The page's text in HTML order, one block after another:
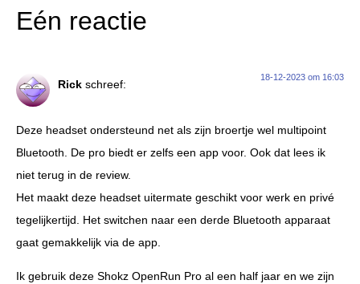
Eén reactie
Rick schreef:
18-12-2023 om 16:03
Deze headset ondersteund net als zijn broertje wel multipoint
Bluetooth. De pro biedt er zelfs een app voor. Ook dat lees ik
niet terug in de review.
Het maakt deze headset uitermate geschikt voor werk en privé
tegelijkertijd. Het switchen naar een derde Bluetooth apparaat
gaat gemakkelijk via de app.
Ik gebruik deze Shokz OpenRun Pro al een half jaar en we zijn